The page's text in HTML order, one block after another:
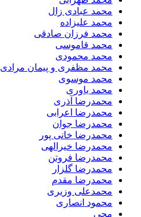
محمد عبادی زال
محمد علیزاده
محمد فرزان صادقی
محمد قاموسی
محمد محمودی
محمد مظفری و پیمان مرادی
محمد موسوی
محمد یاوری
محمدرضا آذری
محمدرضا اعرابی
محمدرضا جوان
محمدرضا خانی پور
محمدرضا خیرالهی
محمدرضا فروتن
محمدرضا گلزار
محمدرضا مقدم
محمدعلی وزیری
محمود انصاری
محی